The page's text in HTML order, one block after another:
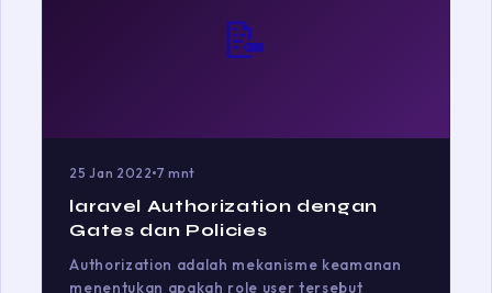
📝
25 Jan 2022 7 mnt
laravel Authorization dengan
Gates dan Policies
Authorization adalah mekanisme keamanan
menentukan apakah role user tersebut